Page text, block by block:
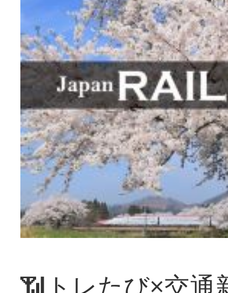
📶トレたび×交通